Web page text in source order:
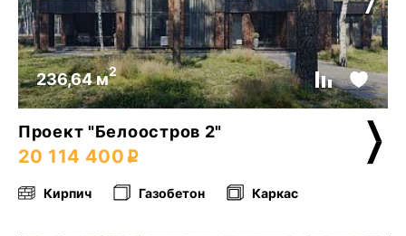
236,64 м2
Проект "Белоостров 2"
20 114 400
Кирпич Газобетон Каркас